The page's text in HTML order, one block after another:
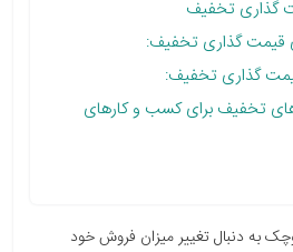
گذاری تخفیف
قیمت گذاری تخفیف:
گذاری تخفیف:
های تخفیف برای کسب و کارهای
به دنبال تغییر میزان فروش خود